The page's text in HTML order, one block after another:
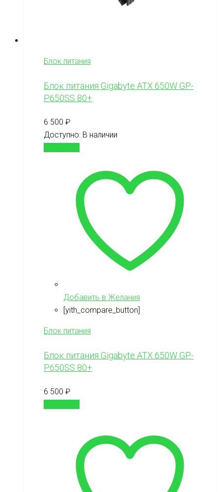
Блок питания
Блок питания Gigabyte ATX 650W GP-
P650SS 80+
6 500 ₽
Доступно: В наличии
Добавить в Желания
[yith_compare_button]
Блок питания
Блок питания Gigabyte ATX 650W GP-
P650SS 80+
6 500 ₽